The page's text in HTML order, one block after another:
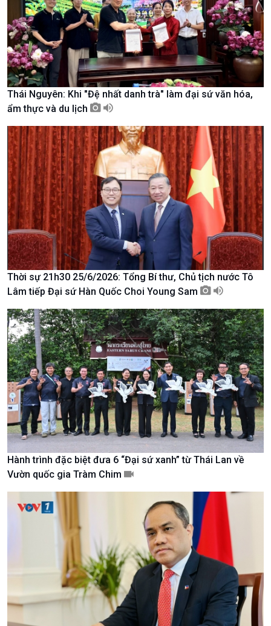
Nam
Xã hội
Tin Đời sống & Xã hội
360 độ Sức khỏe
Chuyển đổi Xanh
Tài nguyên và Môi trường
Chuyên gia của bạn
Xã hội chuyển động
Bước chân đến trường
Khoa học & Công nghệ
Tin Khoa học & Công nghệ
Kết nối công nghệ
Sống chung với biến đổi
khí hậu
Văn hoá & Du lịch
Tin Văn hoá & Du lịch
Chát với người nổi tiếng
Câu chuyện Thể thao
Multimedia
Ảnh
Video
Infographic
E-Magazine
Thái Nguyên: Khi "Đệ nhất danh trà" làm đại sứ văn hóa,
ẩm thực và du lịch
Thời sự 21h30 25/6/2026: Tổng Bí thư, Chủ tịch nước Tô
Lâm tiếp Đại sứ Hàn Quốc Choi Young Sam
Hành trình đặc biệt đưa 6 “Đại sứ xanh” từ Thái Lan về
Vườn quốc gia Tràm Chim